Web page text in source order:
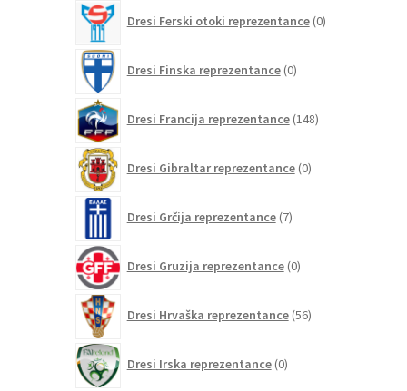
Dresi Ferski otoki reprezentance 0izdelkov
Dresi Finska reprezentance 0izdelkov
Dresi Francija reprezentance 148izdelkov
Dresi Gibraltar reprezentance 0izdelkov
Dresi Grčija reprezentance 7izdelkov
Dresi Gruzija reprezentance 0izdelkov
Dresi Hrvaška reprezentance 56izdelkov
Dresi Irska reprezentance 0izdelkov